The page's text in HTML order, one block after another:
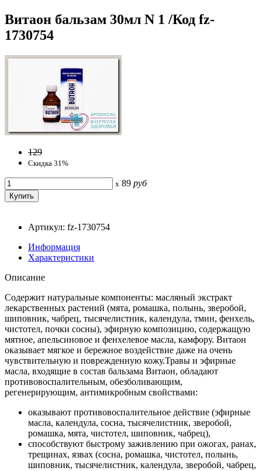
Витаон бальзам 30мл N 1 /Код fz-
1730754
129
Скидка 31%
x 89 руб
Артикул: fz-1730754
Информация
Характеристики
Описание
Содержит натуральные компоненты: масляный экстракт
лекарственных растений (мята, ромашка, полынь, зверобой,
шиповник, чабрец, тысячелистник, календула, тмин, фенхель,
чистотел, почки сосны), эфирную композицию, содержащую
мятное, апельсиновое и фенхелевое масла, камфору. Витаон
оказывает мягкое и бережное воздействие даже на очень
чувствительную и поврежденную кожу.Травы и эфирные
масла, входящие в состав бальзама Витаон, обладают
противовоспалительным, обезболивающим,
регенерирующим, антимикробным свойствами:
оказывают противовоспалительное действие (эфирные
масла, календула, сосна, тысячелистник, зверобой,
ромашка, мята, чистотел, шиповник, чабрец),
способствуют быстрому заживлению при ожогах, ранах,
трещинах, язвах (сосна, ромашка, чистотел, полынь,
шиповник, тысячелистник, календула, зверобой, чабрец,